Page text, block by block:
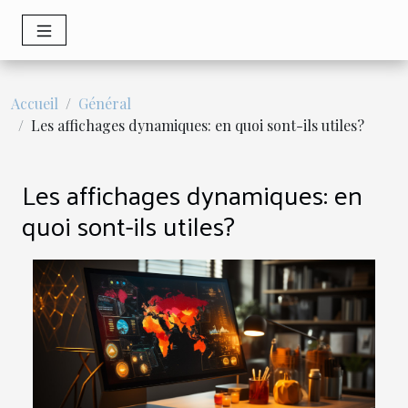
Accueil
Général
Les affichages dynamiques: en quoi sont-ils utiles?
Les affichages dynamiques: en
quoi sont-ils utiles?